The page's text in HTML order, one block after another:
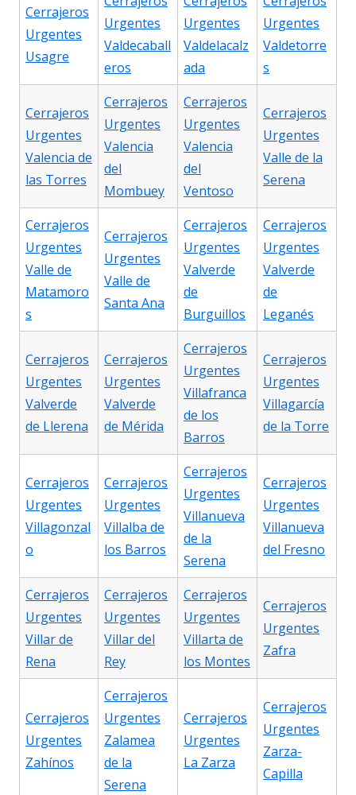
Cerrajeros
Urgentes
Usagre
Urgentes
Valdecaball
eros
Urgentes
Valdelacalz
ada
Urgentes
Valdetorre
s
Cerrajeros
Urgentes
Valencia de
las Torres
Cerrajeros
Urgentes
Valencia
del
Mombuey
Cerrajeros
Urgentes
Valencia
del
Ventoso
Cerrajeros
Urgentes
Valle de la
Serena
Cerrajeros
Urgentes
Valle de
Matamoro
s
Cerrajeros
Urgentes
Valle de
Santa Ana
Cerrajeros
Urgentes
Valverde
de
Burguillos
Cerrajeros
Urgentes
Valverde
de
Leganés
Cerrajeros
Urgentes
Valverde
de Llerena
Cerrajeros
Urgentes
Valverde
de Mérida
Cerrajeros
Urgentes
Villafranca
de los
Barros
Cerrajeros
Urgentes
Villagarcía
de la Torre
Cerrajeros
Urgentes
Villagonzal
o
Cerrajeros
Urgentes
Villalba de
los Barros
Cerrajeros
Urgentes
Villanueva
de la
Serena
Cerrajeros
Urgentes
Villanueva
del Fresno
Cerrajeros
Urgentes
Villar de
Rena
Cerrajeros
Urgentes
Villar del
Rey
Cerrajeros
Urgentes
Villarta de
los Montes
Cerrajeros
Urgentes
Zafra
Cerrajeros
Urgentes
Zahínos
Cerrajeros
Urgentes
Zalamea
de la
Serena
Cerrajeros
Urgentes
La Zarza
Cerrajeros
Urgentes
Zarza-
Capilla